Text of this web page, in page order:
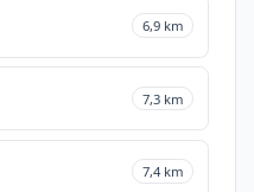
6,9 km
7,3 km
7,4 km